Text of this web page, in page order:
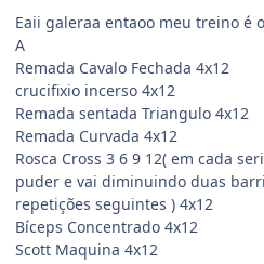
Eaii galeraa entaoo meu treino é
A
Remada Cavalo Fechada 4x12
crucifixio incerso 4x12
Remada sentada Triangulo 4x12
Remada Curvada 4x12
Rosca Cross 3 6 9 12( em cada
puder e vai diminuindo duas
repetições seguintes ) 4x12
Bíceps Concentrado 4x12
Scott Maquina 4x12